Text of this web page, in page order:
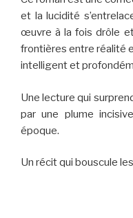
et la lucidité
œuvre à la fois drôle
frontières entre réalité
intelligent et
Une lecture qui
par une plume
époque.
Un récit qui bouscule